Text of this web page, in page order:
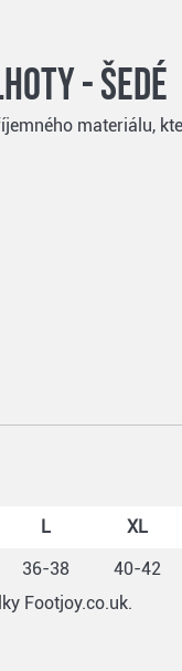
- šedé
materiálu,
L XL
36-38 40-42
Footjoy.co.uk.